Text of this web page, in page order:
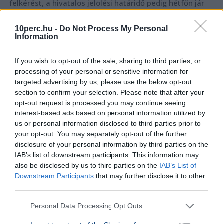
10perc.hu - Do Not Process My Personal
Information
If you wish to opt-out of the sale, sharing to third parties, or
processing of your personal or sensitive information for
targeted advertising by us, please use the below opt-out
section to confirm your selection. Please note that after your
opt-out request is processed you may continue seeing
interest-based ads based on personal information utilized by
us or personal information disclosed to third parties prior to
your opt-out. You may separately opt-out of the further
disclosure of your personal information by third parties on the
IAB’s list of downstream participants. This information may
also be disclosed by us to third parties on the IAB’s List of
Downstream Participants that may further disclose it to other
Personal Data Processing Opt Outs
felkérést, a hivatalos jelölési határidő pedig hétfőn jár
Összeomlás szélén a víziközmű-rendszer:
GAZDASÁG
kegyelmi